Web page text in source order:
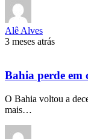
Alê Alves
3 meses atrás
Bahia perde em
O Bahia voltou a
mais…